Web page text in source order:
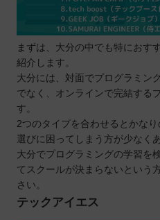
自分の予算に合
プログラムスクールで
短期間で効率的
プロの講師か
給付金制度を活
プログラムスクールで
目的は明確にす
続けやすいスク
大分で自分に合ったプ
まずは、大分の中でも特におす
紹介します。
大分には、対面でプログラミン
でなく、オンラインで完結する
す。
2つのタイプを合わせるとかな
選びに困ってしまう方が少なく
大分でプログラミングの学習を
てスクールが決まらないという
さい。
テックアイエス